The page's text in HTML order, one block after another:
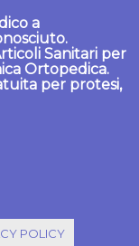
a
Sanitariper
Ortopedica.
per protesi,
POLICY